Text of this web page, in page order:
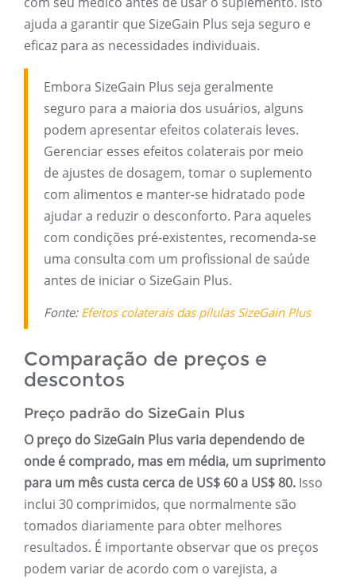
ajuda a garantir que SizeGain Plus seja seguro e
eficaz para as necessidades individuais.
Embora SizeGain Plus seja geralmente
seguro para a maioria dos usuários, alguns
podem apresentar efeitos colaterais leves.
Gerenciar esses efeitos colaterais por meio
de ajustes de dosagem, tomar o suplemento
com alimentos e manter-se hidratado pode
ajudar a reduzir o desconforto. Para aqueles
com condições pré-existentes, recomenda-se
uma consulta com um profissional de saúde
antes de iniciar o SizeGain Plus.
Fonte: Efeitos colaterais das pílulas SizeGain Plus
Comparação de preços e
descontos
Preço padrão do SizeGain Plus
O preço do SizeGain Plus varia dependendo de
onde é comprado, mas em média, um suprimento
para um mês custa cerca de US$ 60 a US$ 80. Isso
inclui 30 comprimidos, que normalmente são
tomados diariamente para obter melhores
resultados. É importante observar que os preços
podem variar de acordo com o varejista, a